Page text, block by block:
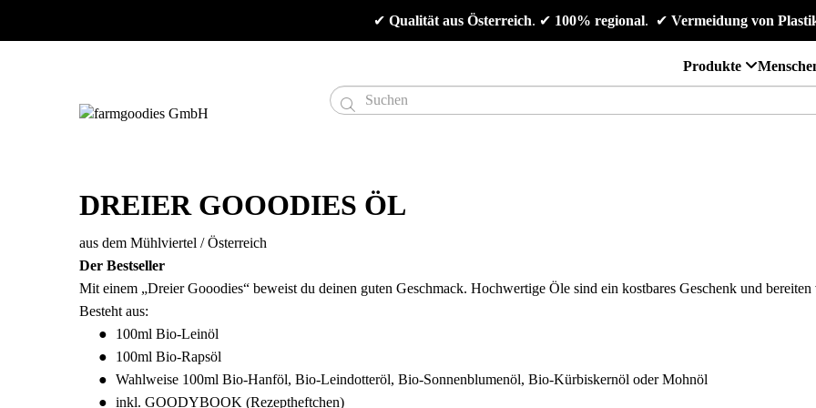
✔ Qualität aus Österreich. ✔ 100% regional. ✔ Vermeidung von
Produkte

DREIER GOOODIES ÖL
aus dem Mühlviertel / Österreich
Der Bestseller
Mit einem „Dreier Gooodies“ beweist du deinen guten Geschmack. Hochwertige Öle sind ein kostbares Geschenk und
Besteht aus:
100ml Bio-Leinöl
100ml Bio-Rapsöl
Wahlweise 100ml Bio-Hanföl, Bio-Leindotteröl, Bio-Sonnenblumenöl, Bio-Kürbiskernöl oder Mohnöl
inkl. GOODYBOOK (Rezeptheftchen)